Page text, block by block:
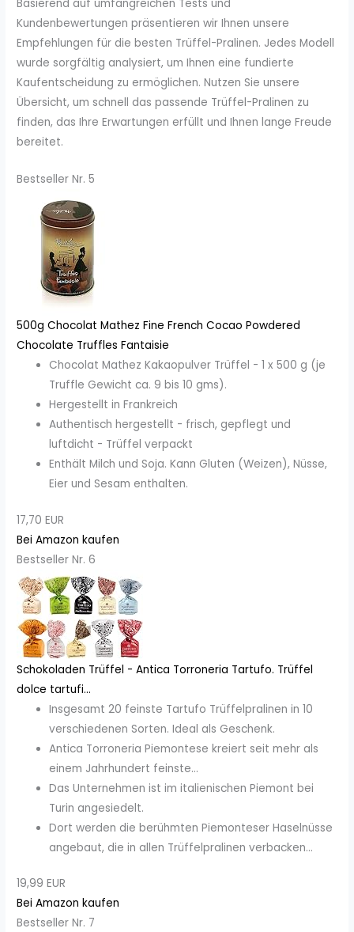
Basierend auf umfangreichen Tests und
Kundenbewertungen präsentieren wir Ihnen unsere
Empfehlungen für die besten Trüffel-Pralinen. Jedes Modell
wurde sorgfältig analysiert, um Ihnen eine fundierte
Kaufentscheidung zu ermöglichen. Nutzen Sie unsere
Übersicht, um schnell das passende Trüffel-Pralinen zu
finden, das Ihre Erwartungen erfüllt und Ihnen lange Freude
bereitet.
Bestseller Nr. 5
500g Chocolat Mathez Fine French Cocao Powdered
Chocolate Truffles Fantaisie
Chocolat Mathez Kakaopulver Trüffel - 1 x 500 g (je
Truffle Gewicht ca. 9 bis 10 gms).
Hergestellt in Frankreich
Authentisch hergestellt - frisch, gepflegt und
luftdicht - Trüffel verpackt
Enthält Milch und Soja. Kann Gluten (Weizen), Nüsse,
Eier und Sesam enthalten.
17,70 EUR
Bei Amazon kaufen
Bestseller Nr. 6
Schokoladen Trüffel - Antica Torroneria Tartufo. Trüffel
dolce tartufi...
Insgesamt 20 feinste Tartufo Trüffelpralinen in 10
verschiedenen Sorten. Ideal als Geschenk.
Antica Torroneria Piemontese kreiert seit mehr als
einem Jahrhundert feinste...
Das Unternehmen ist im italienischen Piemont bei
Turin angesiedelt.
Dort werden die berühmten Piemonteser Haselnüsse
angebaut, die in allen Trüffelpralinen verbacken...
19,99 EUR
Bei Amazon kaufen
Bestseller Nr. 7